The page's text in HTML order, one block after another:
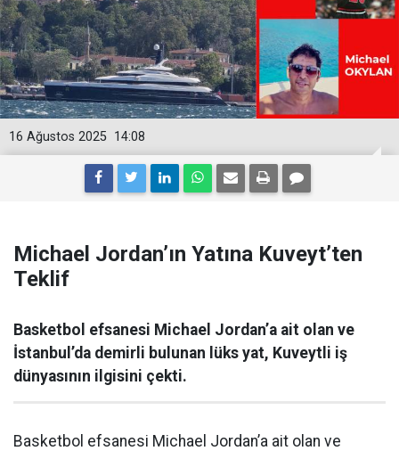
14:08
16 Ağustos 2025
Michael Jordan’ın Yatına Kuveyt’ten
Teklif
Basketbol efsanesi Michael Jordan’a ait olan ve
İstanbul’da demirli bulunan lüks yat, Kuveytli iş
dünyasının ilgisini çekti.
Basketbol efsanesi Michael Jordan’a ait olan ve